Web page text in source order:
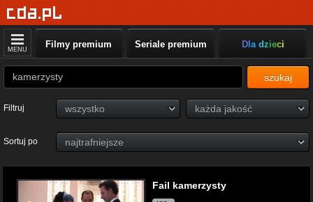
MENU Filmy premium Seriale premium Dla dzieci
szukaj
Filtruj
Sortuj po
Fail kamerzysty